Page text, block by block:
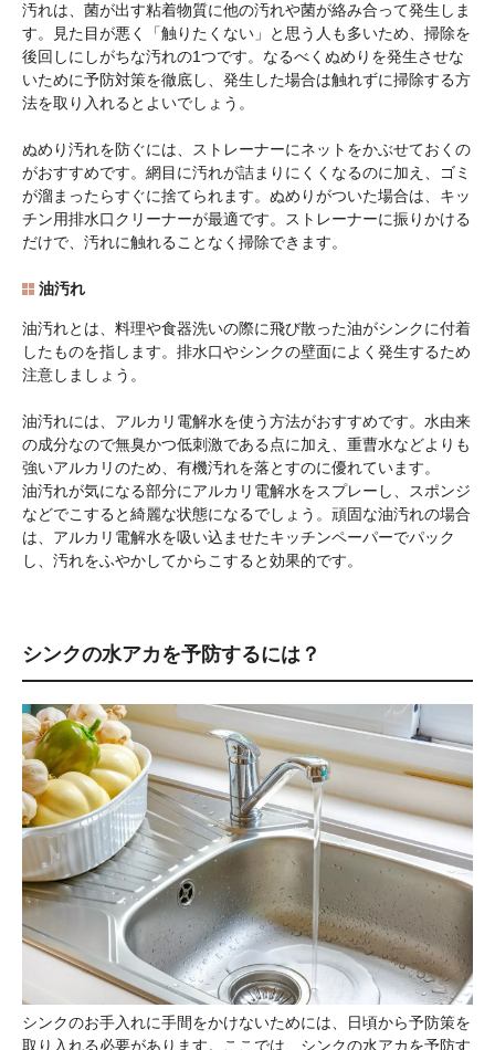
汚れは、菌が出す粘着物質に他の汚れや菌が絡み合って発生しま
す。見た目が悪く「触りたくない」と思う人も多いため、掃除を
後回しにしがちな汚れの1つです。なるべくぬめりを発生させな
いために予防対策を徹底し、発生した場合は触れずに掃除する方
法を取り入れるとよいでしょう。
ぬめり汚れを防ぐには、ストレーナーにネットをかぶせておくの
がおすすめです。網目に汚れが詰まりにくくなるのに加え、ゴミ
が溜まったらすぐに捨てられます。ぬめりがついた場合は、キッ
チン用排水口クリーナーが最適です。ストレーナーに振りかける
だけで、汚れに触れることなく掃除できます。
油汚れ
油汚れとは、料理や食器洗いの際に飛び散った油がシンクに付着
したものを指します。排水口やシンクの壁面によく発生するため
注意しましょう。
油汚れには、アルカリ電解水を使う方法がおすすめです。水由来
の成分なので無臭かつ低刺激である点に加え、重曹水などよりも
強いアルカリのため、有機汚れを落とすのに優れています。
油汚れが気になる部分にアルカリ電解水をスプレーし、スポンジ
などでこすると綺麗な状態になるでしょう。頑固な油汚れの場合
は、アルカリ電解水を吸い込ませたキッチンペーパーでパック
し、汚れをふやかしてからこすると効果的です。
シンクの水アカを予防するには？
シンクのお手入れに手間をかけないためには、日頃から予防策を
取り入れる必要があります。ここでは、シンクの水アカを予防す